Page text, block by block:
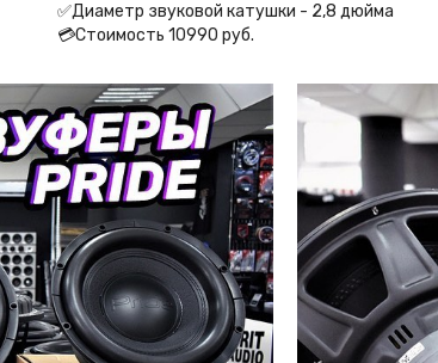
✅Диаметр звуковой катушки - 2,8 дюйма ⁣⁣⠀
💳Стоимость 10990 руб.⁣⁣